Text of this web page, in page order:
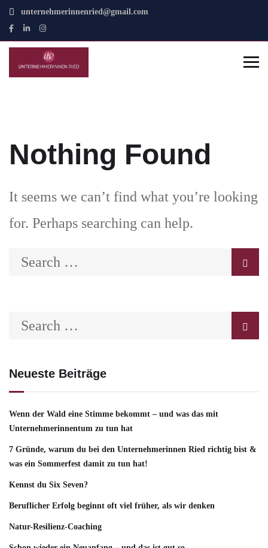
unternehmerinnenried@gmail.com
Nothing Found
It seems we can’t find what you’re looking
for. Perhaps searching can help.
Neueste Beiträge
Wenn der Wald eine Stimme bekommt – und was das mit
Unternehmerinnentum zu tun hat
7 Gründe, warum du bei den Unternehmerinnen Ried richtig bist &
was ein Sommerfest damit zu tun hat!
Kennst du Six Seven?
Beruflicher Erfolg beginnt oft viel früher, als wir denken
Natur-Resilienz-Coaching